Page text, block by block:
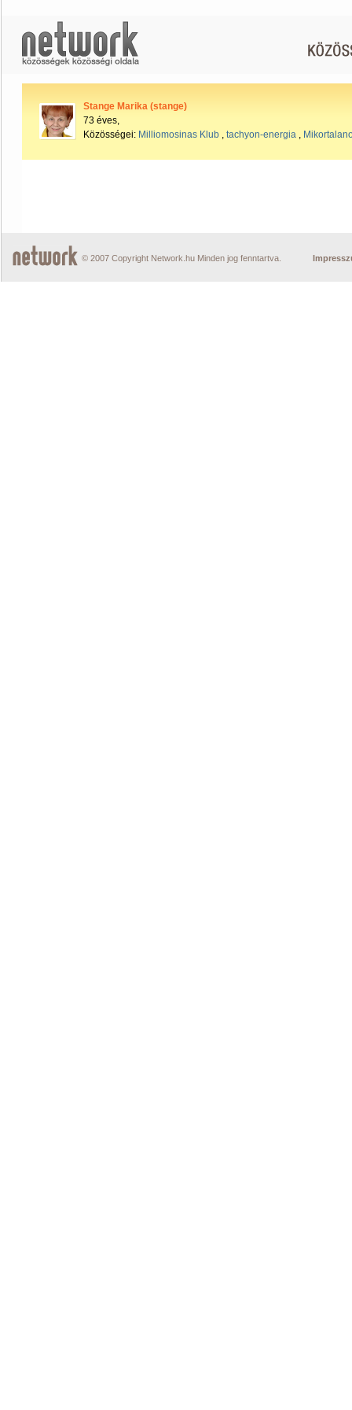
Stange Marika (stange)
73 éves,
Közösségei: Milliomosinas Klub , tachyon-energia ,
© 2007 Copyright Network.hu Minden jog fenntartva.